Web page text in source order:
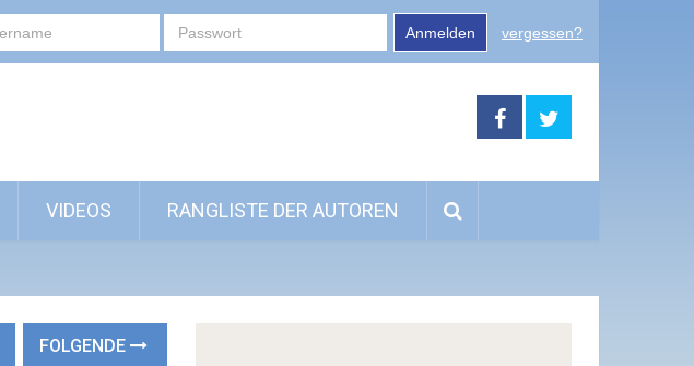
Anmelden vergessen?
VIDEOS RANGLISTE DER AUTOREN
FOLGENDE